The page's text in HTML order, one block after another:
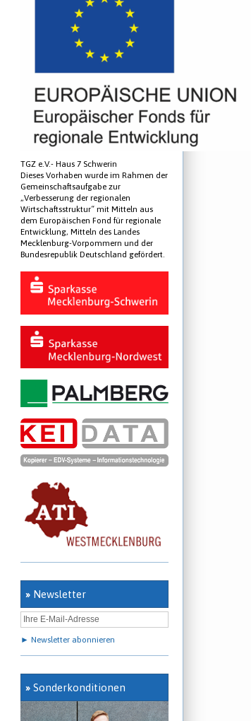
TGZ e.V.- Haus 7 Schwerin
Dieses Vorhaben wurde im Rahmen der
Gemeinschaftsaufgabe zur
„Verbesserung der regionalen
Wirtschaftsstruktur“ mit Mitteln aus
dem Europäischen Fond für regionale
Entwicklung, Mitteln des Landes
Mecklenburg-Vorpommern und der
Bundesrepublik Deutschland gefördert.
» Newsletter
► Newsletter abonnieren
» Sonderkonditionen